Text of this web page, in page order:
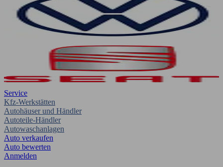
Service
Kfz-Werkstätten
Autohäuser und Händler
Autoteile-Händler
Autowaschanlagen
Auto verkaufen
Auto bewerten
Anmelden